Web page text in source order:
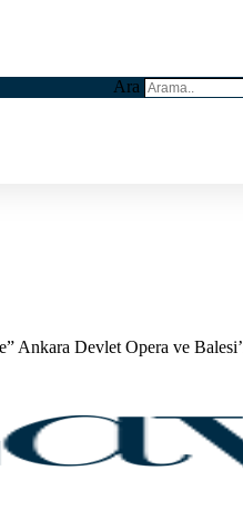
Ara
Ankara Devlet Opera ve